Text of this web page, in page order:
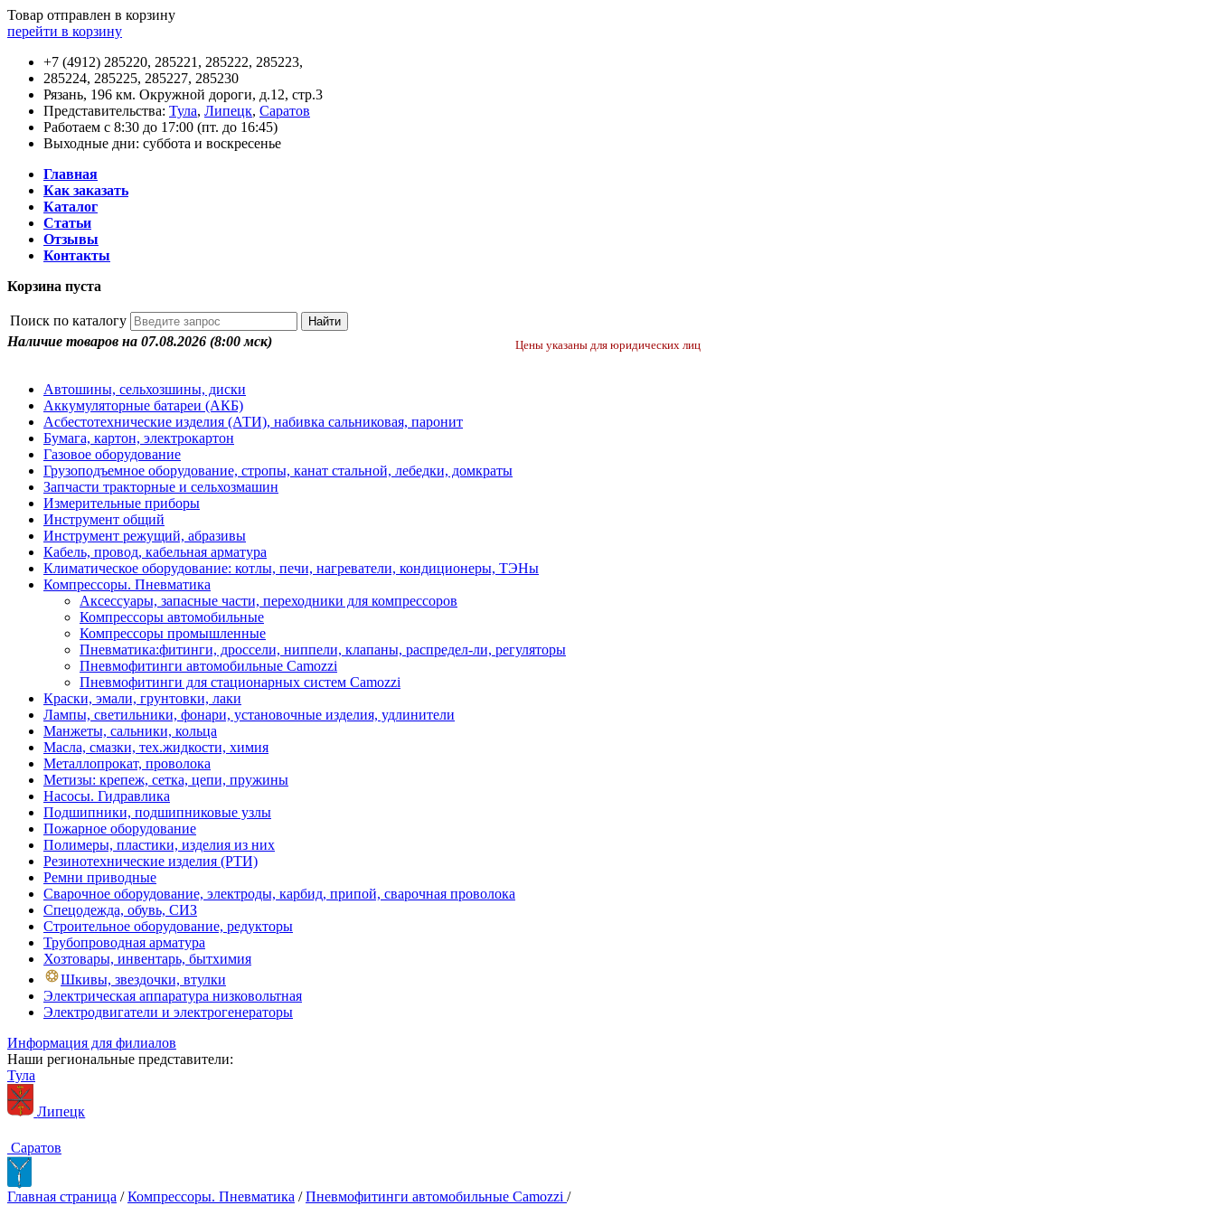
Товар отправлен в корзину
перейти в корзину
+7 (4912) 285220, 285221, 285222, 285223,
285224, 285225, 285227, 285230
Рязань, 196 км. Окружной дороги, д.12, стр.3
Представительства: Тула, Липецк, Саратов
Работаем с 8:30 до 17:00 (пт. до 16:45)
Выходные дни: суббота и воскресенье
Главная
Как заказать
Каталог
Статьи
Отзывы
Контакты
Корзина пуста
Поиск по каталогу
Наличие товаров на 07.08.2026 (8:00 мск) Цены указаны для юридических лиц
Автошины, сельхозшины, диски
Аккумуляторные батареи (АКБ)
Асбестотехнические изделия (АТИ), набивка сальниковая, паронит
Бумага, картон, электрокартон
Газовое оборудование
Грузоподъемное оборудование, стропы, канат стальной, лебедки, домкраты
Запчасти тракторные и сельхозмашин
Измерительные приборы
Инструмент общий
Инструмент режущий, абразивы
Кабель, провод, кабельная арматура
Климатическое оборудование: котлы, печи, нагреватели, кондиционеры, ТЭНы
Компрессоры. Пневматика
Аксессуары, запасные части, переходники для компрессоров
Компрессоры автомобильные
Компрессоры промышленные
Пневматика:фитинги, дроссели, ниппели, клапаны, распредел-ли, регуляторы
Пневмофитинги автомобильные Camozzi
Пневмофитинги для стационарных систем Camozzi
Краски, эмали, грунтовки, лаки
Лампы, светильники, фонари, установочные изделия, удлинители
Манжеты, сальники, кольца
Масла, смазки, тех.жидкости, химия
Металлопрокат, проволока
Метизы: крепеж, сетка, цепи, пружины
Насосы. Гидравлика
Подшипники, подшипниковые узлы
Пожарное оборудование
Полимеры, пластики, изделия из них
Резинотехнические изделия (РТИ)
Ремни приводные
Сварочное оборудование, электроды, карбид, припой, сварочная проволока
Спецодежда, обувь, СИЗ
Строительное оборудование, редукторы
Трубопроводная арматура
Хозтовары, инвентарь, бытхимия
Шкивы, звездочки, втулки
Электрическая аппаратура низковольтная
Электродвигатели и электрогенераторы
Информация для филиалов
Наши региональные представители:
Тула
Липецк
Саратов
Главная страница / Компрессоры. Пневматика / Пневмофитинги автомобильные Camozzi /